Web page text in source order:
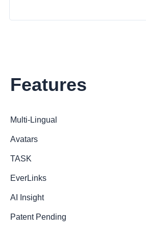
Features
Multi-Lingual
Avatars
TASK
EverLinks
AI Insight
Patent Pending